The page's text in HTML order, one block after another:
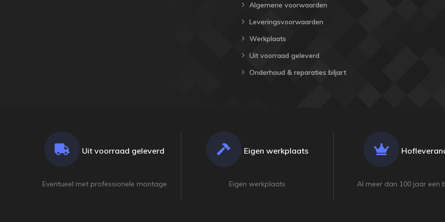
Algemene voorwaarden
Leveringsvoorwaarden
Werkplaats
Uit voorraad geleverd
Onderhoud & reparaties biljart
Uit voorraad geleverd
Eventueel met professionele montage
Eigen werkplaats
Eigen werkplaats Al meer dan 100 jaar een